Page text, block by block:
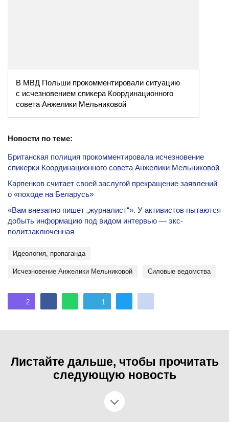
В МВД Польши прокомментировали ситуацию
с исчезновением спикера Координационного
совета Анжелики Мельниковой
Новости по теме:
Британская полиция прокомментировала исчезновение
спикерки Координационного совета Анжелики Мельниковой
Карпенков считает своей заслугой прекращение заявлений
о «походе на Беларусь»
«Вам внезапно пишет „журналист“». У активистов пытаются
добыть информацию под видом интервью — экс-
политзаключенная
идеология, пропаганда
Исчезновение Анжелики Мельниковой силовые ведомства
2 1
Листайте дальше, чтобы прочитать
следующую новость